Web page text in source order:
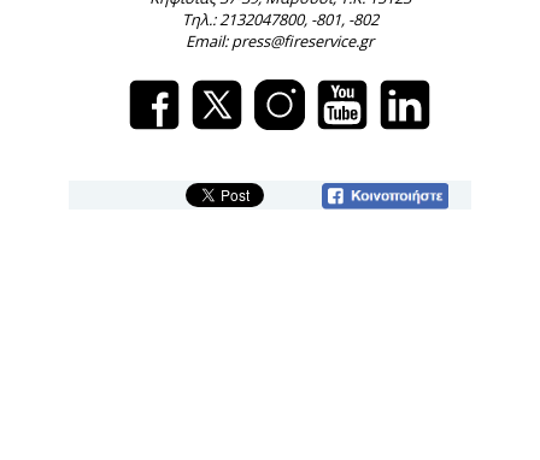
Τηλ.: 2132047800, -801, -802
Email: press@fireservice.gr